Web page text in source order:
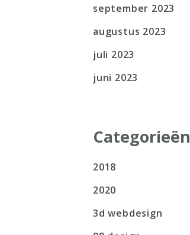
september 2023
augustus 2023
juli 2023
juni 2023
Categorieën
2018
2020
3d webdesign